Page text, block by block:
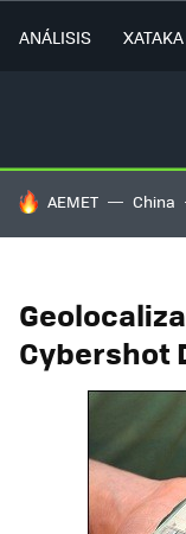
ANÁLISIS
HOY SE HABLA DE
AEMET China
Cybershot